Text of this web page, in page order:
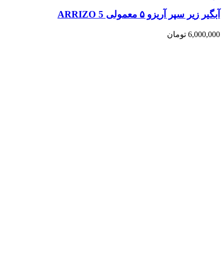
آبگیر زیر سپر آریزو ۵ معمولی ARRIZO 5
6,000,000 تومان